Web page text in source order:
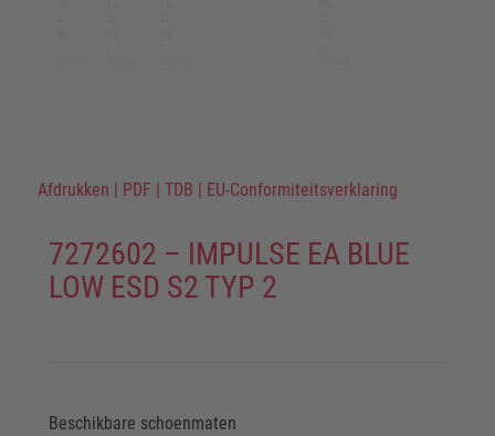
Afdrukken | PDF | TDB | EU-Conformiteitsverklaring
7272602 – IMPULSE EA BLUE
LOW ESD S2 TYP 2
Beschikbare schoenmaten